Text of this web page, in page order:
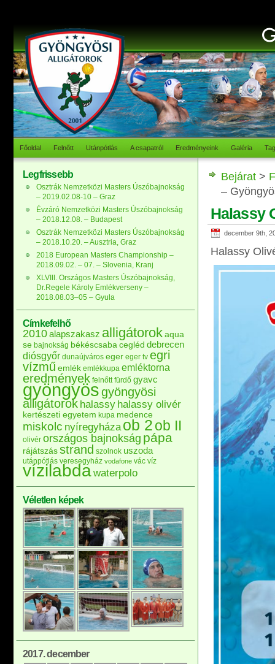
Főoldal Felnőtt Utánpótlás A csapatról Eredményeink Galéria
Bejárat >
–
Halassy
december 9th,
Halassy
Legfrissebb
Osztrák Nemzetközi Masters Úszóbajnokság
– 2019.02.08-10 – Graz
Évzáró Nemzetközi Masters Úszóbajnokság
– 2018.12.08. – Budapest
Osztrák Nemzetközi Masters Úszóbajnokság
– 2018.10.20. – Ausztria, Graz
2018 European Masters Championship –
2018.09.02. – 07. – Slovenia, Kranj
XLVIII. Országos Masters Úszóbajnokság,
Dr.Regele Károly Emlékverseny –
2018.08.03–05 – Gyula
Címkefelhő
2010alapszakasz alligátorokaqua
se bajnokság békéscsaba cegléd debrecen
diósgyőr dunaújváros eger eger tv egri
vízműemlék emlékkupa emléktorna
eredmények felnőtt fürdő gyavc
gyöngyösgyöngyösi
alligátorok halassy halassy olivér
kertészeti egyetem kupa medence
miskolc nyíregyháza ob 2ob II
olivér országos bajnokság pápa
rájátszás strand szolnok uszoda
utánpótlás veresegyház vodafone vác víz
vízilabdawaterpolo
Véletlen képek
2017. december